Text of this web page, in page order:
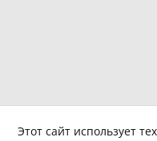
Этот сайт использует